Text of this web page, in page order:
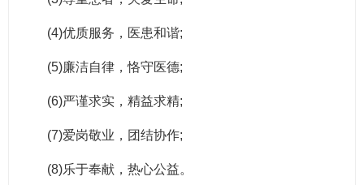
(4)优质服务，医患和谐;
(5)廉洁自律，恪守医德;
(6)严谨求实，精益求精;
(7)爱岗敬业，团结协作;
(8)乐于奉献，热心公益。